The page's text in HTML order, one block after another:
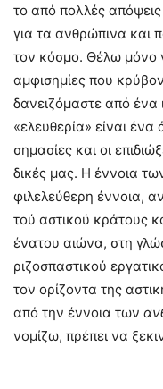
το από πολλές απόψεις
για τα ανθρώπινα και
τον κόσμο. Θέλω μόνο
αμφισημίες που
δανειζόμαστε από ένα
«ελευθερία» είναι
σημασίες και οι
δικές μας. Η έννοια
φιλελεύθερη έννοια,
τού αστικού κράτους
ένατου αιώνα, στη
ριζοσπαστικού
τον ορίζοντα της
από την έννοια των
νομίζω, πρέπει να